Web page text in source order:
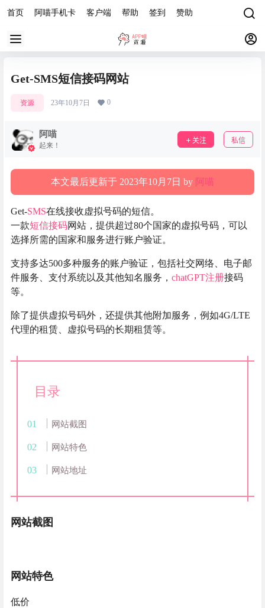
首页 阿喵手机卡 客户端 帮助 签到 赞助
Get-SMS短信接码网站
资源 23年10月7日 0
阿喵
起来！
关注 私信
本文最后更新于 2023年10月7日 by 阿喵
Get-SMS在线接收虚拟号码的短信。
一款短信接码网站，提供超过80个国家的虚拟号码，可以
选择所需的国家和服务进行账户验证。
支持多达500多种服务的账户验证，包括社交网络、电子邮
件服务、支付系统以及其他知名服务， chatGPT注册接码
等。
除了提供虚拟号码外，还提供其他附加服务，例如4G/LTE
代理的租赁、虚拟号码的长期租赁等。
目录
网站截图
网站特色
网站地址
网站截图
网站特色
低价